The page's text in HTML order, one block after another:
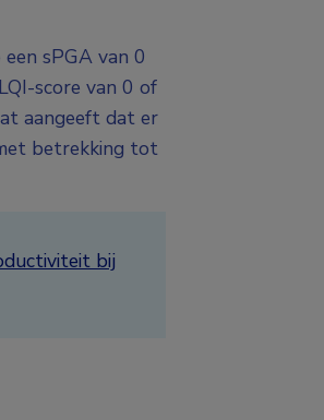
sPGA van 0
score van 0 of
aangeeft dat er
betrekking tot
bij